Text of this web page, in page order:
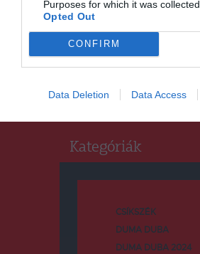
Purposes for which it was collected.
Opted Out
CONFIRM
Data Deletion Data Access
Keresés
Kategóriák
CSÍKSZÉK
DUMA DUBA
DUMA DUBA 2024